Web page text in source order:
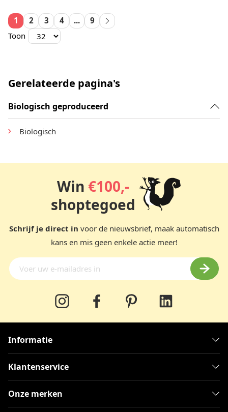
1 2 3 4 ...
9
Toon
Gerelateerde pagina's
Biologisch geproduceerd
Biologisch
Win €100,-
shoptegoed
Schrijf je direct in voor de nieuwsbrief, maak automatisch
kans en mis geen enkele actie meer!
Informatie
Klantenservice
Onze merken